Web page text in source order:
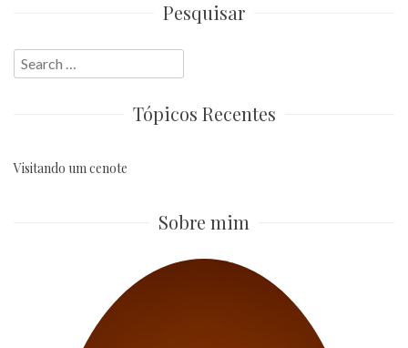
Pesquisar
Search
for:
Tópicos Recentes
Visitando um cenote
Sobre mim